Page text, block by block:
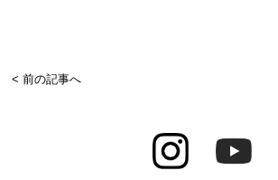
< 前の記事へ